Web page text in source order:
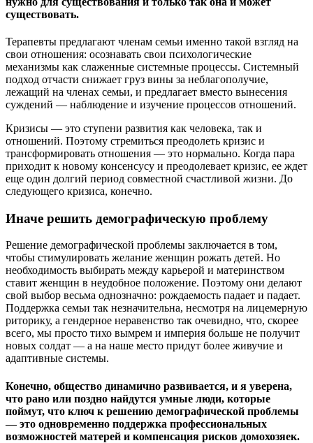
существовать.
Терапевты предлагают членам семьи именно такой взгляд на
свои отношения: осознавать свои психологические
механизмы как слаженные системные процессы. Системный
подход отчасти снижает груз вины за неблагополучие,
лежащий на членах семьи, и предлагает вместо вынесения
суждений — наблюдение и изучение процессов отношений.
Кризисы — это ступени развития как человека, так и
отношений. Поэтому стремиться преодолеть кризис и
трансформировать отношения — это нормально. Когда пара
приходит к новому консенсусу и преодолевает кризис, ее ждет
еще один долгий период совместной счастливой жизни. До
следующего кризиса, конечно.
Иначе решить демографическую проблему
Решение демографической проблемы заключается в том,
чтобы стимулировать желание женщин рожать детей. Но
необходимость выбирать между карьерой и материнством
ставит женщин в неудобное положение. Поэтому они делают
свой выбор весьма однозначно: рождаемость падает и падает.
Поддержка семьи так незначительна, несмотря на лицемерную
риторику, а гендерное неравенство так очевидно, что, скорее
всего, мы просто тихо вымрем и империя больше не получит
новых солдат — а на наше место придут более живучие и
адаптивные системы.
Конечно, общество динамично развивается, и я уверена,
что рано или поздно найдутся умные люди, которые
поймут, что ключ к решению демографической проблемы
— это одновременно поддержка профессиональных
возможностей матерей и компенсация рисков домохозяек.